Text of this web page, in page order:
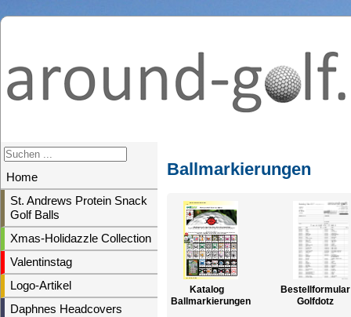
Home
St. Andrews Protein Snack
Golf Balls
Xmas-Holidazzle Collection
Valentinstag
Logo-Artikel
Daphnes Headcovers
Ballmarkierungen
Katalog
Ballmarkierungen
Bestellformular
Golfdotz